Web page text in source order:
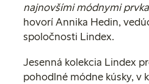
najnovšími módnymi
hovorí Annika Hedin,
spoločnosti Lindex.
Jesenná kolekcia Lindex
pohodlné módne kúsky, v